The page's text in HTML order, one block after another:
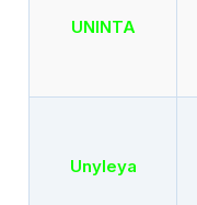
UNINTA
Unyleya